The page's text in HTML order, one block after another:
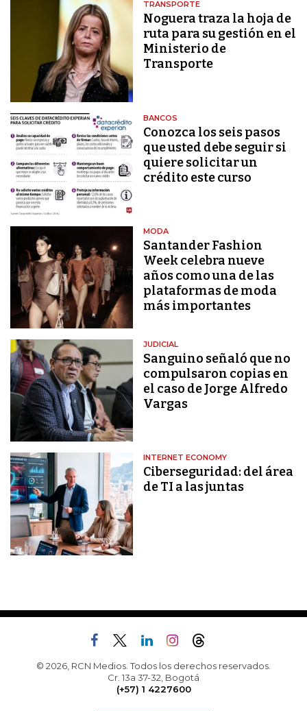
TRANSPORTE
Noguera traza la hoja de
ruta para su gestión en el
Ministerio de
Transporte
BANCOS
Conozca los seis pasos
que usted debe seguir si
quiere solicitar un
crédito este curso
MODA
Santander Fashion
Week celebra nueve
años como una de las
plataformas de moda
más importantes
JUDICIAL
Sanguino señaló que no
compulsaron copias en
el caso de Jorge Alfredo
Vargas
INTERNET ECONOMY
Ciberseguridad: del área
de TI a las juntas
© 2026, RCN Medios. Todos los derechos reservados.
Cr. 13a 37-32, Bogotá
(+57) 1 4227600